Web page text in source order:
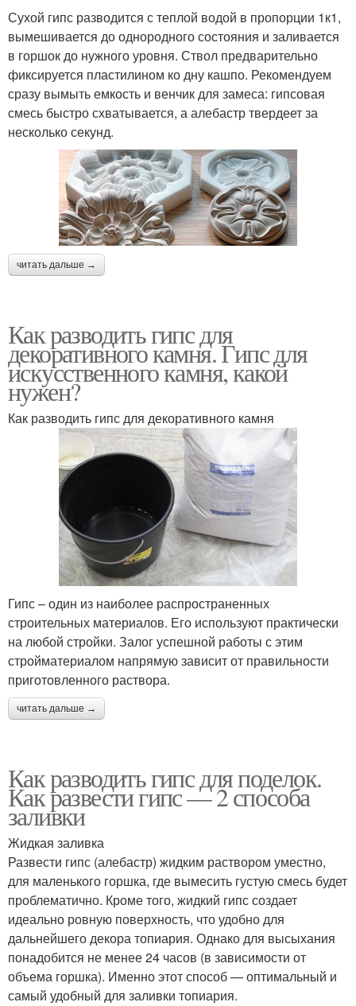
Сухой гипс разводится с теплой водой в пропорции 1к1,
вымешивается до однородного состояния и заливается
в горшок до нужного уровня. Ствол предварительно
фиксируется пластилином ко дну кашпо. Рекомендуем
сразу вымыть емкость и венчик для замеса: гипсовая
смесь быстро схватывается, а алебастр твердеет за
несколько секунд.
читать дальше →
Как разводить гипс для
декоративного камня. Гипс для
искусственного камня, какой
нужен?
Как разводить гипс для декоративного камня
Гипс – один из наиболее распространенных
строительных материалов. Его используют практически
на любой стройки. Залог успешной работы с этим
стройматериалом напрямую зависит от правильности
приготовленного раствора.
читать дальше →
Как разводить гипс для поделок.
Как развести гипс — 2 способа
заливки
Жидкая заливка
Развести гипс (алебастр) жидким раствором уместно,
для маленького горшка, где вымесить густую смесь будет
проблематично. Кроме того, жидкий гипс создает
идеально ровную поверхность, что удобно для
дальнейшего декора топиария. Однако для высыхания
понадобится не менее 24 часов (в зависимости от
объема горшка). Именно этот способ — оптимальный и
самый удобный для заливки топиария.